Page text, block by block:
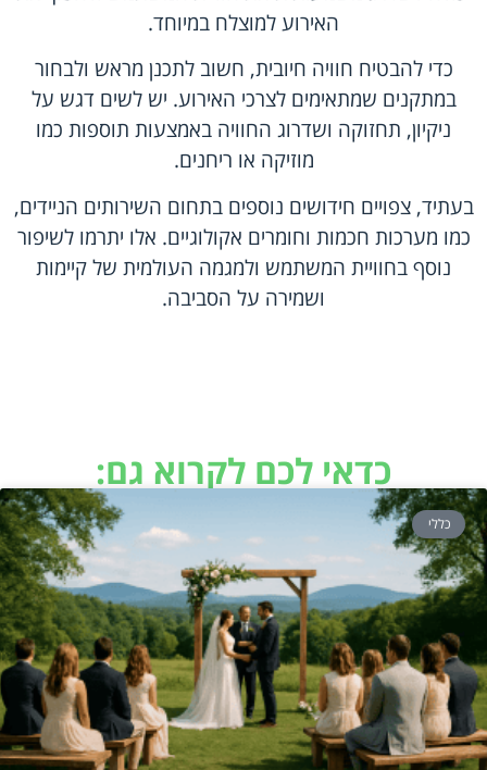
האירוע למוצלח במיוחד.
כדי להבטיח חוויה חיובית, חשוב לתכנן מראש ולבחור
במתקנים שמתאימים לצרכי האירוע. יש לשים דגש על
ניקיון, תחזוקה ושדרוג החוויה באמצעות תוספות כמו
מוזיקה או ריחנים.
בעתיד, צפויים חידושים נוספים בתחום השירותים הניידים,
כמו מערכות חכמות וחומרים אקולוגיים. אלו יתרמו לשיפור
נוסף בחוויית המשתמש ולמגמה העולמית של קיימות
ושמירה על הסביבה.
כדאי לכם לקרוא גם:
כללי